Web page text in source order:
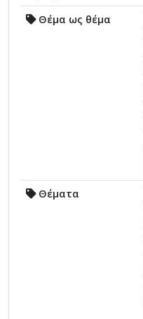
Θέμα ως θέμα
Θέματα